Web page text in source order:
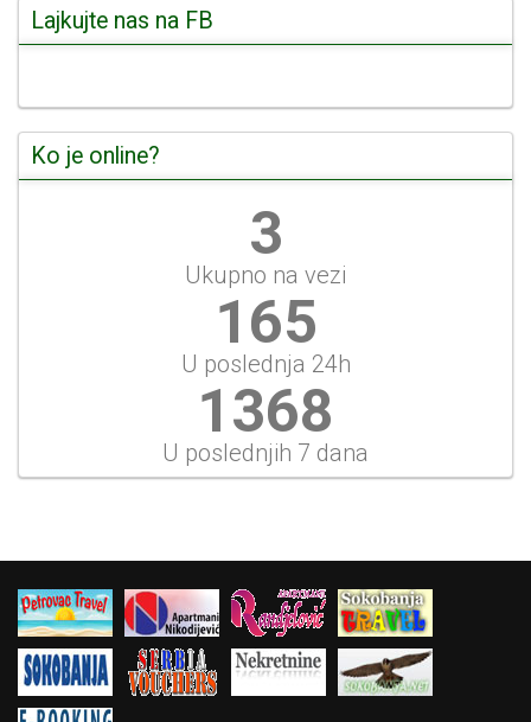
Lajkujte nas na FB
Ko je online?
3
Ukupno na vezi
184
U poslednja 24h
1526
U poslednjih 7 dana